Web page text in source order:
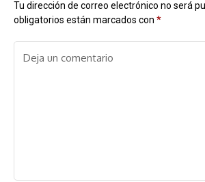
Tu dirección de correo electrónico no será
obligatorios están marcados con *